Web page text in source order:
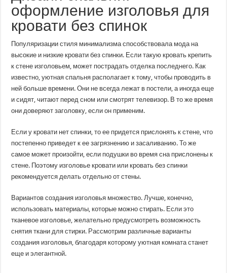
оформление изголовья для
кровати без спинок
Популяризации стиля минимализма способствовала мода на
высокие и низкие кровати без спинки. Если такую ​​кровать крепить
к стене изголовьем, может пострадать отделка последнего. Как
известно, уютная спальня располагает к тому, чтобы проводить в
ней больше времени. Они не всегда лежат в постели, а иногда еще
и сидят, читают перед сном или смотрят телевизор. В то же время
они доверяют заголовку, если он применим.
Если у кровати нет спинки, то ее придется прислонять к стене, что
постепенно приведет к ее загрязнению и засаливанию. То же
самое может произойти, если подушки во время сна прислонены к
стене. Поэтому изголовье кровати или кровать без спинки
рекомендуется делать отдельно от стены.
Вариантов создания изголовья множество. Лучше, конечно,
использовать материалы, которые можно стирать. Если это
тканевое изголовье, желательно предусмотреть возможность
снятия ткани для стирки. Рассмотрим различные варианты
создания изголовья, благодаря которому уютная комната станет
еще и элегантной.